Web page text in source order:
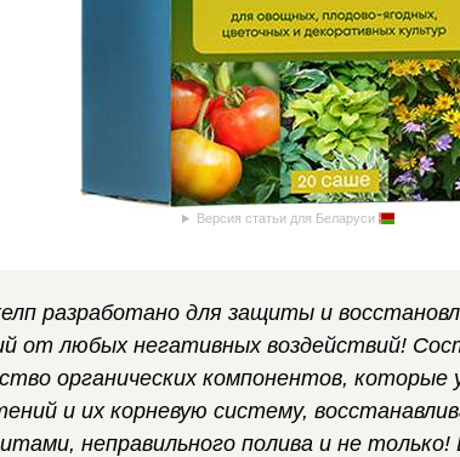
Версия статьи для Беларуси
разработано для защиты и
от любых негативных воздействий!
органических компонентов, которые
и их корневую систему,
неправильного полива и не